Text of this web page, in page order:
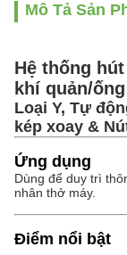
Mô Tả Sản
Hệ thống
khí quản/
Loại Y, Tự
kép xoay &
Ứng dụng
Dùng để duy trì
nhân thở máy.
Điểm nổi bật